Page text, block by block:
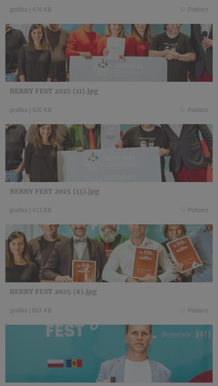
grafika 476 KB Pobierz
BERRY FEST 2025 (11).jpg
grafika 420 KB Pobierz
BERRY FEST 2025 (13).jpg
grafika 413 KB Pobierz
BERRY FEST 2025 (8).jpg
grafika 607 KB Pobierz